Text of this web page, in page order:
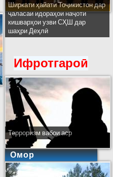
Ширкати ҳайати Тоҷикистон дар
ҷаласаи идораҳои наҷоти
кишварҳои узви СҲШ дар
шаҳри Деҳлӣ
Ифротгароӣ
Терроризм вабои аср
Омор